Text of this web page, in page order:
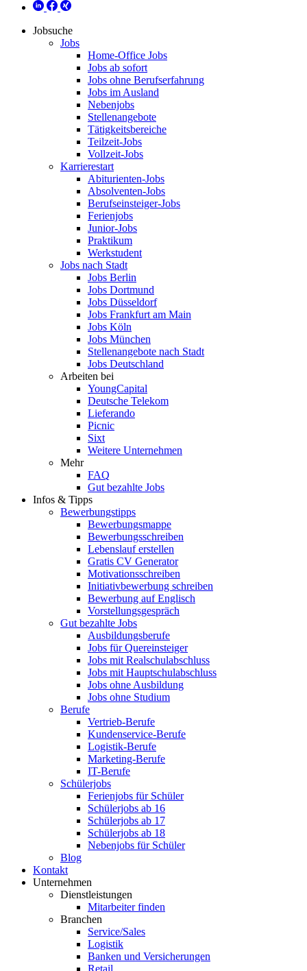
Jobsuche
Jobs
Home-Office Jobs
Jobs ab sofort
Jobs ohne Berufserfahrung
Jobs im Ausland
Nebenjobs
Stellenangebote
Tätigkeitsbereiche
Teilzeit-Jobs
Vollzeit-Jobs
Karrierestart
Abiturienten-Jobs
Absolventen-Jobs
Berufseinsteiger-Jobs
Ferienjobs
Junior-Jobs
Praktikum
Werkstudent
Jobs nach Stadt
Jobs Berlin
Jobs Dortmund
Jobs Düsseldorf
Jobs Frankfurt am Main
Jobs Köln
Jobs München
Stellenangebote nach Stadt
Jobs Deutschland
Arbeiten bei
YoungCapital
Deutsche Telekom
Lieferando
Picnic
Sixt
Weitere Unternehmen
Mehr
FAQ
Gut bezahlte Jobs
Infos & Tipps
Bewerbungstipps
Bewerbungsmappe
Bewerbungsschreiben
Lebenslauf erstellen
Gratis CV Generator
Motivationsschreiben
Initiativbewerbung schreiben
Bewerbung auf Englisch
Vorstellungsgespräch
Gut bezahlte Jobs
Ausbildungsberufe
Jobs für Quereinsteiger
Jobs mit Realschulabschluss
Jobs mit Hauptschulabschluss
Jobs ohne Ausbildung
Jobs ohne Studium
Berufe
Vertrieb-Berufe
Kundenservice-Berufe
Logistik-Berufe
Marketing-Berufe
IT-Berufe
Schülerjobs
Ferienjobs für Schüler
Schülerjobs ab 16
Schülerjobs ab 17
Schülerjobs ab 18
Nebenjobs für Schüler
Blog
Kontakt
Unternehmen
Dienstleistungen
Mitarbeiter finden
Branchen
Service/Sales
Logistik
Banken und Versicherungen
Retail